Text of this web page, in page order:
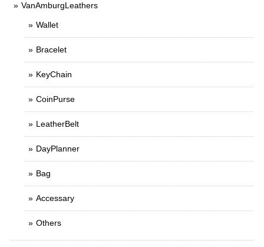
VanAmburgLeathers
Wallet
Bracelet
KeyChain
CoinPurse
LeatherBelt
DayPlanner
Bag
Accessary
Others